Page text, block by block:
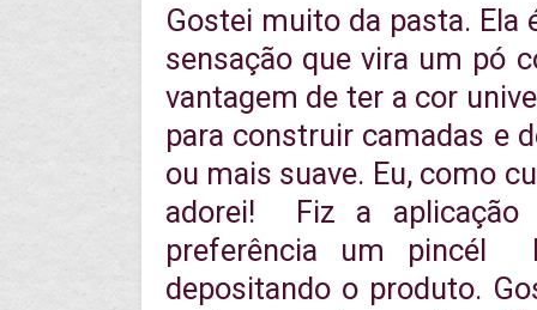
Gostei muito da pasta. Ela
sensação que vira um pó
vantagem de ter a cor
para construir camadas e
ou mais suave. Eu, como
adorei! Fiz a aplicação
preferência um pincél
depositando o produto.